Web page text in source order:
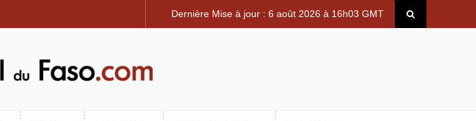
Dernière Mise à jour : 6 août 2026 à 16h03 GMT